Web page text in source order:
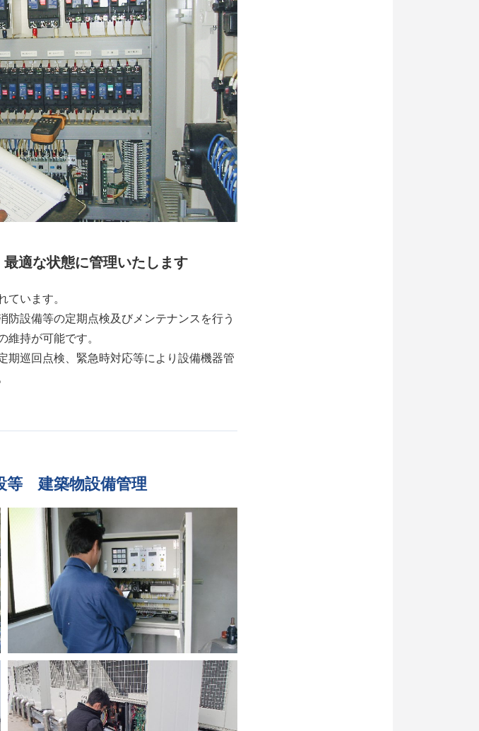
適な状態に管理いたします
ています。
設備等の定期点検及びメンテナンスを行う
維持が可能です。
期巡回点検、緊急時対応等により設備機器管
等 建築物設備管理